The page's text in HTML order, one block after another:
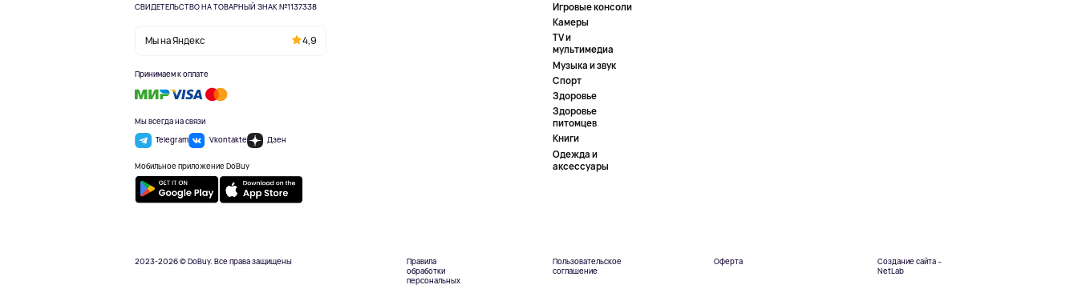
СВИДЕТЕЛЬСТВО НА ТОВАРНЫЙ ЗНАК №1137338
Мы на Яндекс 4,9
Принимаем к оплате
Мы всегда на связи
Telegram
Vkontakte Дзен
Мобильное приложение DoBuy
Игровые консоли
Камеры
TV и
мультимедиа
Музыка и звук
Спорт
Здоровье
Здоровье
питомцев
Книги
Одежда и
аксессуары
2023-2026 © DoBuy. Все права защищены
Правила
обработки
персональных
Пользовательское
соглашение
Оферта
Создание сайта –
NetLab